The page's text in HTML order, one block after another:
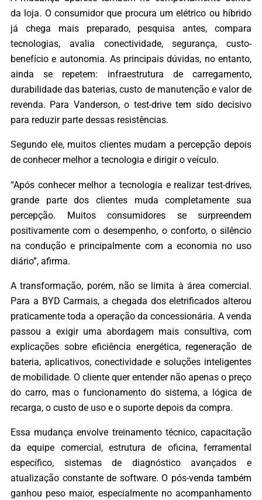
da loja. O consumidor que procura um elétrico ou híbrido
já chega mais preparado, pesquisa antes, compara
tecnologias, avalia conectividade, segurança, custo-
benefício e autonomia. As principais dúvidas, no entanto,
ainda se repetem: infraestrutura de carregamento,
durabilidade das baterias, custo de manutenção e valor de
revenda. Para Vanderson, o test-drive tem sido decisivo
para reduzir parte dessas resistências.
Segundo ele, muitos clientes mudam a percepção depois
de conhecer melhor a tecnologia e dirigir o veículo.
“Após conhecer melhor a tecnologia e realizar test-drives,
grande parte dos clientes muda completamente sua
percepção. Muitos consumidores se surpreendem
positivamente com o desempenho, o conforto, o silêncio
na condução e principalmente com a economia no uso
diário”, afirma.
A transformação, porém, não se limita à área comercial.
Para a BYD Carmais, a chegada dos eletrificados alterou
praticamente toda a operação da concessionária. A venda
passou a exigir uma abordagem mais consultiva, com
explicações sobre eficiência energética, regeneração de
bateria, aplicativos, conectividade e soluções inteligentes
de mobilidade. O cliente quer entender não apenas o preço
do carro, mas o funcionamento do sistema, a lógica de
recarga, o custo de uso e o suporte depois da compra.
Essa mudança envolve treinamento técnico, capacitação
da equipe comercial, estrutura de oficina, ferramental
específico, sistemas de diagnóstico avançados e
atualização constante de software. O pós-venda também
ganhou peso maior, especialmente no acompanhamento